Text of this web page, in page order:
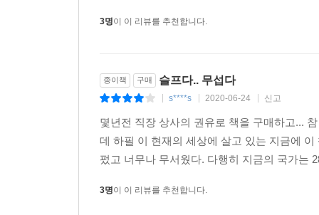
3명이 이 리뷰를 추천합니다.
종이책 구매 슬프다.. 무섭다
s****s 2020-06-24 신고
몇년전 직장 상사의 권유로 책을 구매하고...
데 하필 이 현재의 세상에 살고 있는 지금에
펐고 너무나 무서웠다. 다행히 지금의 국가는
3명이 이 리뷰를 추천합니다.